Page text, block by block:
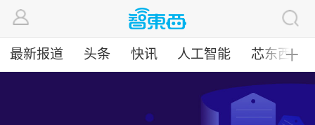
最新报道 头条 快讯 人工智能 芯东西╋